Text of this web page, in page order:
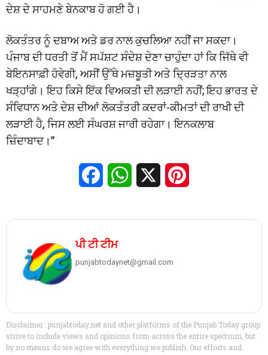
ਦੇਸ਼ ਦੇ ਸਾਹਮਣੇ ਬੇਨਕਾਬ ਹੋ ਗਈ ਹੈ।
ਲੋਕਤੰਤਰ ਨੂੰ ਦਬਾਅ ਅਤੇ ਡਰ ਨਾਲ ਕੁਚਲਿਆ ਨਹੀਂ ਜਾ ਸਕਦਾ।
ਪੰਜਾਬ ਦੀ ਧਰਤੀ ਤੋਂ ਮੈਂ ਸਪੱਸ਼ਟ ਸੰਦੇਸ਼ ਦੇਣਾ ਚਾਹੁੰਦਾ ਹਾਂ ਕਿ ਜਿੱਥੇ ਵੀ
ਬੇਇਨਸਾਫ਼ੀ ਹੋਵੇਗੀ, ਅਸੀਂ ਉੱਥੇ ਮਜ਼ਬੂਤੀ ਅਤੇ ਦ੍ਰਿੜਤਾ ਨਾਲ
ਖੜ੍ਹਾਂਗੇ। ਇਹ ਕਿਸੇ ਇੱਕ ਵਿਅਕਤੀ ਦੀ ਲੜਾਈ ਨਹੀਂ; ਇਹ ਭਾਰਤ ਦੇ
ਸੰਵਿਧਾਨ ਅਤੇ ਦੇਸ਼ ਦੀਆਂ ਲੋਕਤੰਤਰੀ ਕਦਰਾਂ-ਕੀਮਤਾਂ ਦੀ ਰਾਖੀ ਦੀ
ਲੜਾਈ ਹੈ, ਜਿਸ ਲਈ ਸੰਘਰਸ਼ ਜਾਰੀ ਰਹੇਗਾ। ਇਨਕਲਾਬ
ਜ਼ਿੰਦਾਬਾਦ।”
FacebookWhatsApp
ਪੀ ਟੀ ਟੀਮ
punjabtodaynet@gmail.com
Disclaimer : punjabtoday.net and other platforms of the Punjab Today group
strive to include views and opinions from across the entire spectrum, but
by no means do we agree with everything we publish. Our efforts and